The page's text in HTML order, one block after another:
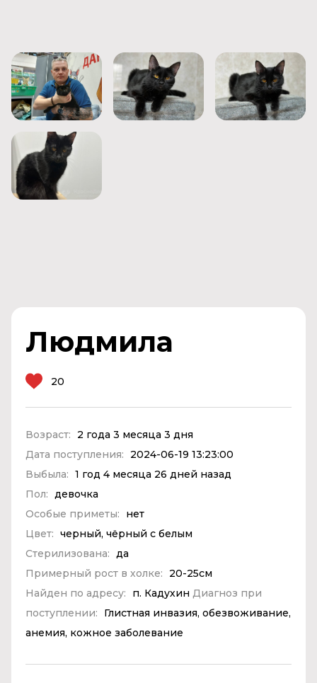
Людмила
20
Возраст:
2 года 3 месяца 3 дня
Дата поступления:
2024-06-19 13:23:00
Выбыла: 1 год 4 месяца 26 дней назад
Пол: девочка
Особые приметы:
нет
Цвет: черный, чёрный с белым
Стерилизована: да
Примерный рост в холке:
20-25см
Найден по адресу:
п. Кадухин Диагноз при
поступлении:
Глистная инвазия, обезвоживание,
анемия, кожное заболевание